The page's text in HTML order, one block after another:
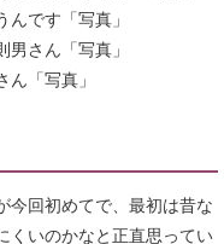
です「写真」
さん「写真」
「写真」
回初めてで、最初は昔な
くいのかなと正直思ってい